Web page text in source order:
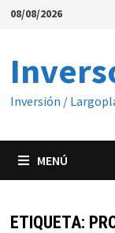
Saltar
08/08/2026
Inversión /
MENÚ
ETIQUETA: